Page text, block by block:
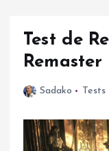
Test de
Remaster
Sadako Tests